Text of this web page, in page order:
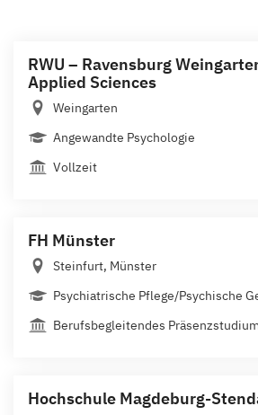
RWU – Ravensburg
Applied Sciences
Weingarten
Angewandte Psychologie
Vollzeit
FH Münster
Steinfurt, Münster
Psychiatrische Pflege/Psychische
Berufsbegleitendes Präsenzstudium
Hochschule Magdeburg-